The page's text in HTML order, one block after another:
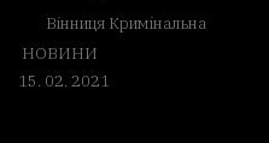
Вінниця Кримінальна
НОВИНИ
15. 02. 2021